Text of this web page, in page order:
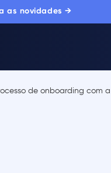
as novidades →